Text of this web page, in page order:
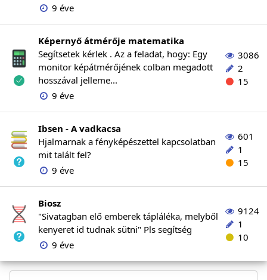
9 éve
Képernyő átmérője matematika
Segítsetek kérlek . Az a feladat, hogy: Egy
monitor képátmérőjének colban megadott
hosszával jelleme...
9 éve
3086
2
15
Ibsen - A vadkacsa
Hjalmarnak a fényképészettel kapcsolatban
mit talált fel?
9 éve
601
1
15
Biosz
"Sivatagban elő emberek tápláléka, melyből
kenyeret id tudnak sütni" Pls segítség
9 éve
9124
1
10